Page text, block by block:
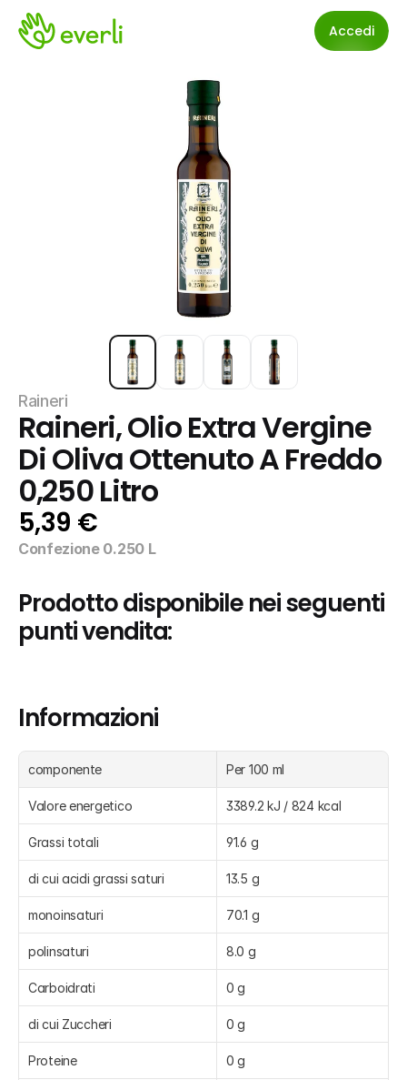
Accedi
Raineri
Raineri, Olio Extra Vergine
Di Oliva Ottenuto A Freddo
0,250 Litro
5,39 €
Confezione 0.250 L
Prodotto disponibile nei seguenti
punti vendita:
Informazioni
componente Per 100 ml
Valore energetico 3389.2 kJ / 824 kcal
Grassi totali 91.6 g
di cui acidi grassi saturi 13.5 g
monoinsaturi 70.1 g
polinsaturi 8.0 g
Carboidrati 0 g
di cui Zuccheri 0 g
Proteine 0 g